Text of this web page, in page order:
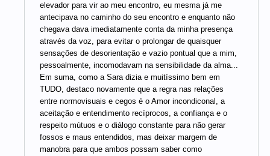
elevador para vir ao meu encontro, eu mesma já me
antecipava no caminho do seu encontro e enquanto não
chegava dava imediatamente conta da minha presença
através da voz, para evitar o prolongar de quaisquer
sensações de desorientação e vazio pontual que a mim,
pessoalmente, incomodavam na sensibilidade da alma...
Em suma, como a Sara dizia e muitíssimo bem em
TUDO, destaco novamente que a regra nas relações
entre normovisuais e cegos é o Amor incondiconal, a
aceitação e entendimento recíprocos, a confiança e o
respeito mútuos e o diálogo constante para não gerar
fossos e maus entendidos, mas deixar margem de
manobra para que ambos possam saber como